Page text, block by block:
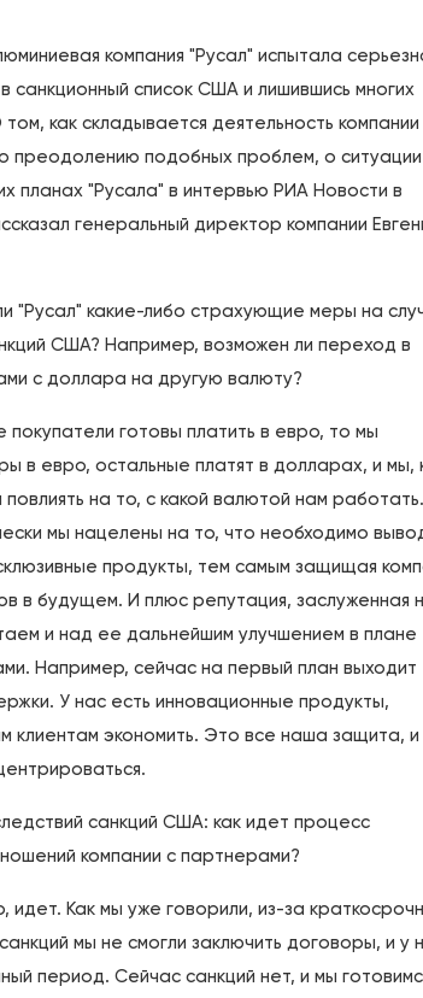
компания "Русал" испытала
санкционный список США и лишившись многих
как складывается деятельность
преодолению подобных проблем, о
планах "Русала" в интервью РИА Новости в
генеральный директор компании
"Русал" какие-либо страхующие меры на
США? Например, возможен ли переход в
с доллара на другую валюту?
покупатели готовы платить в евро, то мы
в евро, остальные платят в долларах, и мы,
на то, с какой валютой нам работать.
мы нацелены на то, что необходимо
продукты, тем самым защищая
в будущем. И плюс репутация, заслуженная
и над ее дальнейшим улучшением в плане
Например, сейчас на первый план выходит
У нас есть инновационные продукты,
клиентам экономить. Это все наша защита, и
санкций США: как идет процесс
компании с партнерами?
идет. Как мы уже говорили, из-за
мы не смогли заключить договоры, и у
период. Сейчас санкций нет, и мы